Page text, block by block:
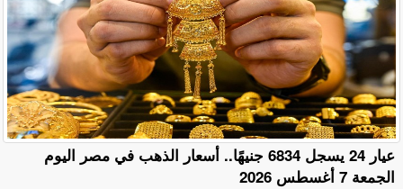
عيار 24 يسجل 6834 جنيهًا.. أسعار الذهب في مصر اليوم
الجمعة 7 أغسطس 2026